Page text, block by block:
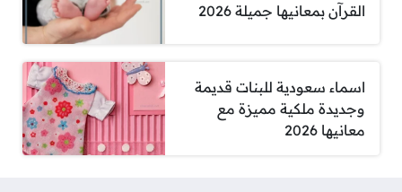
القرآن بمعانيها جميلة 2026
اسماء سعودية للبنات قديمة
وجديدة ملكية مميزة مع
معانيها 2026